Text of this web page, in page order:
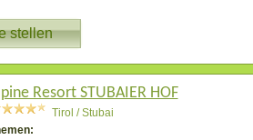
stellen
Resort STUBAIER HOF
Tirol / Stubai